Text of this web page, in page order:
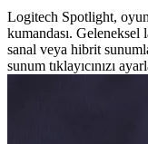
Logitech Spotlight,
kumandası.
sanal veya hibrit
sunum tıklayıcınızı